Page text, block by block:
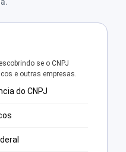
se o CNPJ
e outras empresas.
do CNPJ